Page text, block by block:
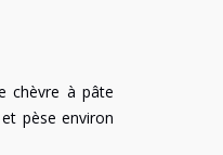
chèvre à pâte
pèse environ